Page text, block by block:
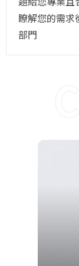
瞭解您的需求
部門